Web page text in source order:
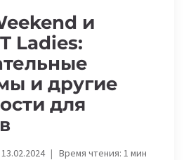
и
Ladies:
и другие
для
13.02.2024 Время чтения: 1мин